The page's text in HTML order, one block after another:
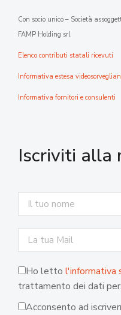
Con socio unico – Società
FAMP Holding srl
Elenco contributi statali ricevuti
Informativa estesa
Informativa fornitori e consulenti
Iscriviti alla
Ho letto l'informativa
trattamento dei dati
Acconsento ad